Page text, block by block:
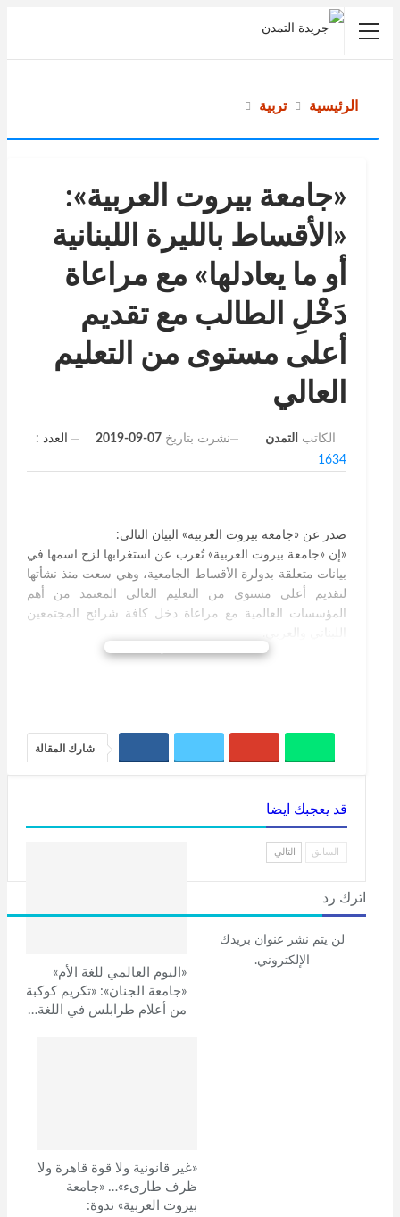
الرئيسية تربية
«جامعة بيروت العربية»:
«الأقساط بالليرة اللبنانية
أو ما يعادلها» مع مراعاة
دَخْلِ الطالب مع تقديم
أعلى مستوى من التعليم
العالي
الكاتب التمدن نشرت بتاريخ 07-09-2019
العدد :
1634
صدر عن «جامعة بيروت العربية» البيان التالي:
«إن «جامعة بيروت العربية» تُعرب عن استغرابها لزج اسمها في
بيانات متعلقة بدولرة الأقساط الجامعية، وهي سعت منذ نشأتها
لتقديم أعلى مستوى من التعليم العالي المعتمد من أهم
المؤسسات العالمية مع مراعاة دخل كافة شرائح المجتمعين
إن «جامعة بيروت العربية» تؤكد أنها لم تتخذ أي قرار أو إجراء
شارك المقالة
قد يعجبك ايضا
«اليوم العالمي للغة الأم»
«جامعة الجنان»: «تكريم كوكبة
من أعلام طرابلس في اللغة…
«غير قانونية ولا قوة قاهرة ولا
ظرف طارىء»… «جامعة
بيروت العربية» ندوة:
السابق التالي
اترك رد
لن يتم نشر عنوان بريدك
الإلكتروني.